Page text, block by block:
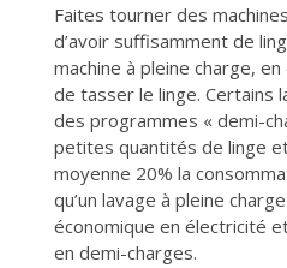
Faites tourner des
d’avoir suffisamment de
machine à pleine charge,
de tasser le linge. Certains
des programmes « demi-
petites quantités de linge
moyenne 20% la
qu’un lavage à pleine
économique en électricité
en demi-charges.